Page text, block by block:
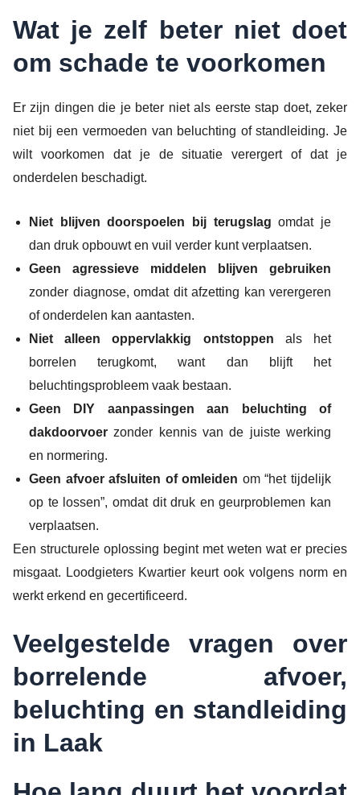
Wat je zelf beter niet doet
om schade te voorkomen
Er zijn dingen die je beter niet als eerste stap doet, zeker
niet bij een vermoeden van beluchting of standleiding. Je
wilt voorkomen dat je de situatie verergert of dat je
onderdelen beschadigt.
Niet blijven doorspoelen bij terugslag omdat je
dan druk opbouwt en vuil verder kunt verplaatsen.
Geen agressieve middelen blijven gebruiken
zonder diagnose, omdat dit afzetting kan verergeren
of onderdelen kan aantasten.
Niet alleen oppervlakkig ontstoppen als het
borrelen terugkomt, want dan blijft het
beluchtingsprobleem vaak bestaan.
Geen DIY aanpassingen aan beluchting of
dakdoorvoer zonder kennis van de juiste werking
en normering.
Geen afvoer afsluiten of omleiden om “het tijdelijk
op te lossen”, omdat dit druk en geurproblemen kan
verplaatsen.
Een structurele oplossing begint met weten wat er precies
misgaat. Loodgieters Kwartier keurt ook volgens norm en
werkt erkend en gecertificeerd.
Veelgestelde vragen over
borrelende afvoer,
beluchting en standleiding
in Laak